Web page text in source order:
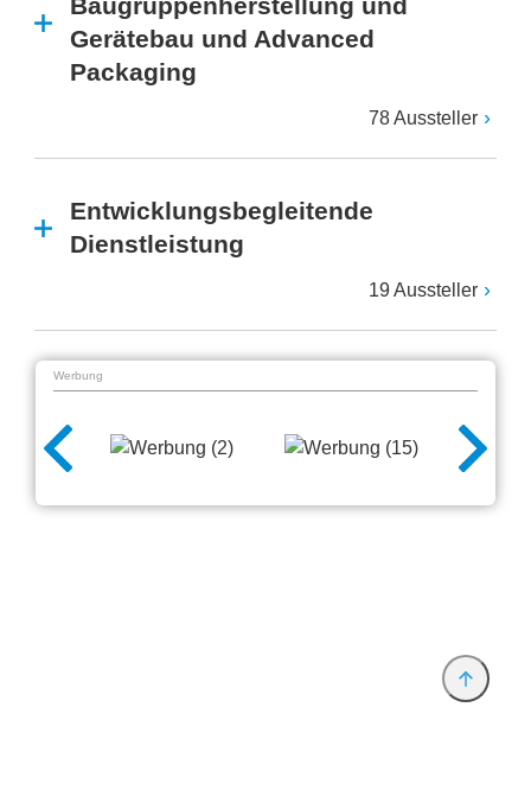
Gerätebau und Advanced
Packaging
78 Aussteller
Entwicklungsbegleitende
Dienstleistung
19 Aussteller
Werbung